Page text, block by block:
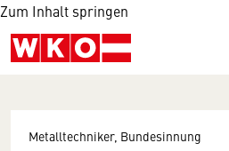
Zum Inhalt springen
Metalltechniker, Bundesinnung